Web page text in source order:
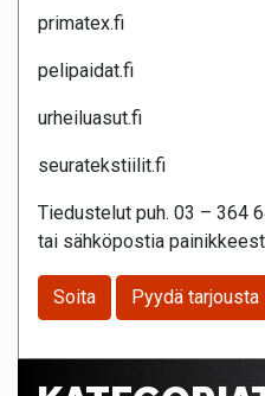
primatex.fi
pelipaidat.fi
urheiluasut.fi
seuratekstiilit.fi
Tiedustelut puh. 03 – 364
tai sähköpostia
Soita Pyydä tarjousta